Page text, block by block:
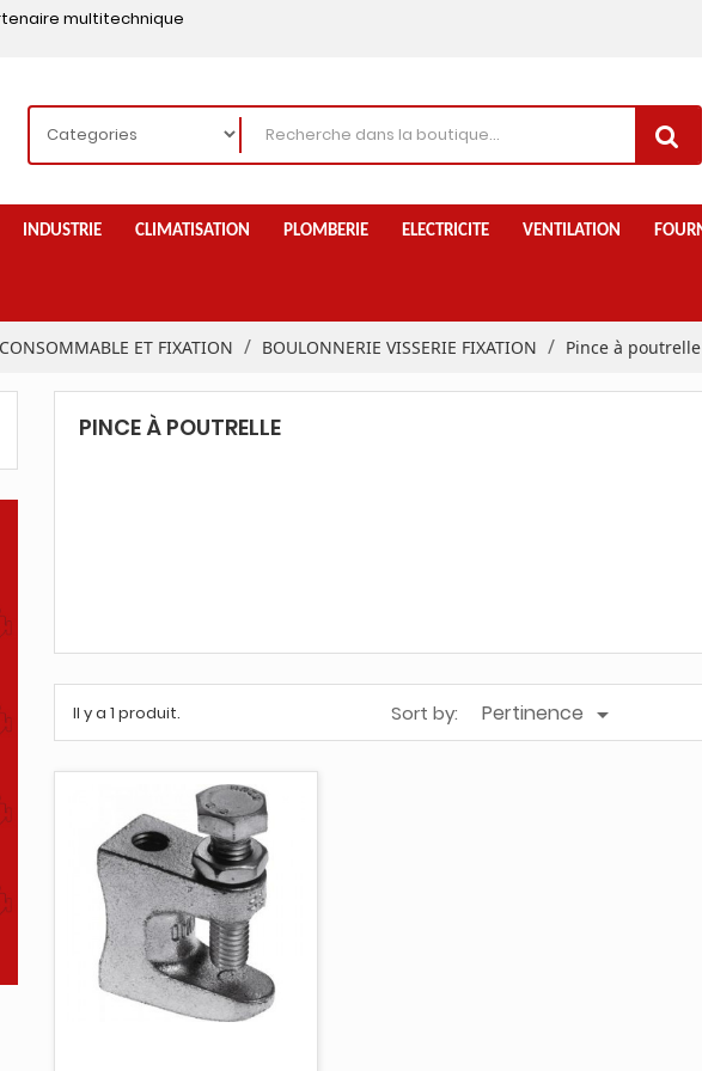
multitechnique
INDUSTRIE CLIMATISATION PLOMBERIE ELECTRICITE VENTILATION
CONSOMMABLE ET FIXATION BOULONNERIE VISSERIE FIXATION Pince à poutrelle
PINCE À POUTRELLE
Il y a 1 produit. Sort by: Pertinence 